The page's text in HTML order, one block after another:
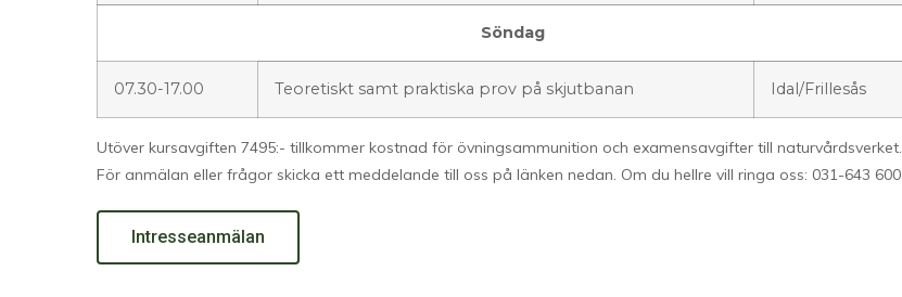
Söndag
07.30-17.00 Teoretiskt samt praktiska prov på skjutbanan Idal/Frillesås
Utöver kursavgiften 7495:- tillkommer kostnad för övningsammunition och examensavgifter till naturvårdsverket.
För anmälan eller frågor skicka ett meddelande till oss på länken nedan. Om du hellre vill ringa oss: 031-643 600
Intresseanmälan